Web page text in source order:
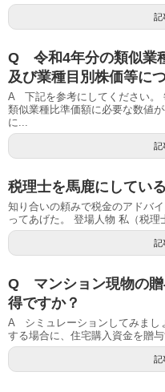
記
Q 令和4年分の類似業
及び業種目別株価等に
A 下記を参考にしてください。
類似業種比準価額に必要な数値
に...
記
税理士を馬鹿にしてい
知り合いの頼みで税金のアドバ
ってあげた。 登場人物 私（税理
記
Q マンション現物の贈
得ですか？
A シミュレーションしてみまし
する場合に、住宅購入資金を贈
記